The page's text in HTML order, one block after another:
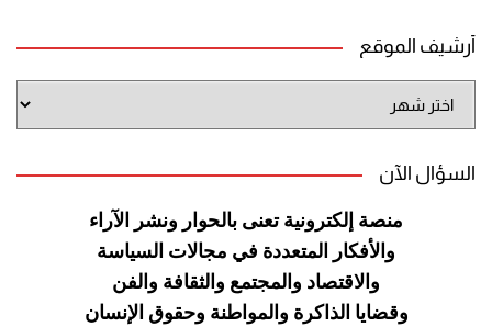
أرشيف الموقع
الموقع
السؤال الآن
منصة إلكترونية تعنى بالحوار ونشر الآراء
والأفكار المتعددة في مجالات السياسة
والاقتصاد والمجتمع والثقافة والفن
وقضايا الذاكرة والمواطنة وحقوق الإنسان